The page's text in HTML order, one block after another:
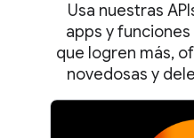
Usa nuestras
apps y
que logren más,
novedosas y